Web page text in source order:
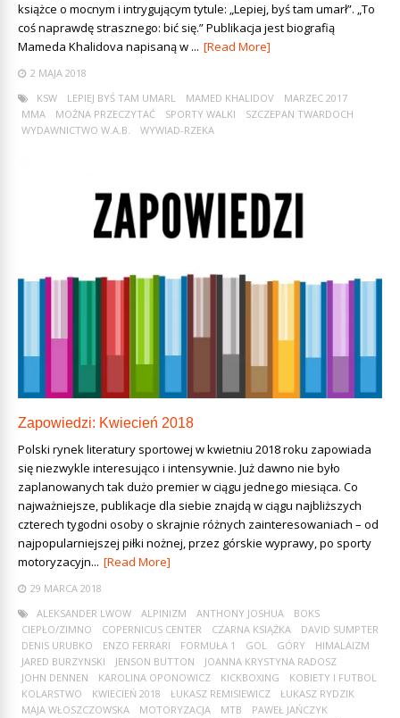
książce o mocnym i intrygującym tytule: „Lepiej, byś tam umarł”. „To
coś naprawdę strasznego: bić się.” Publikacja jest biografią
Mameda Khalidova napisaną w ... [Read More]
2 MAJA 2018
KSW
LEPIEJ BYŚ TAM UMARL MAMED KHALIDOV
MARZEC 2017
MMA
MOŻNA PRZECZYTAĆ SPORTY WALKI
SZCZEPAN TWARDOCH
WYDAWNICTWO W.A.B.
WYWIAD-RZEKA
Zapowiedzi: Kwiecień 2018
Polski rynek literatury sportowej w kwietniu 2018 roku zapowiada
się niezwykle interesująco i intensywnie. Już dawno nie było
zaplanowanych tak dużo premier w ciągu jednego miesiąca. Co
najważniejsze, publikacje dla siebie znajdą w ciągu najbliższych
czterech tygodni osoby o skrajnie różnych zainteresowaniach – od
najpopularniejszej piłki nożnej, przez górskie wyprawy, po sporty
motoryzacyjn... [Read More]
29 MARCA 2018
ALEKSANDER LWOW
ALPINIZM ANTHONY JOSHUA
BOKS
CIEPŁO/ZIMNO
COPERNICUS CENTER CZARNA KSIĄŻKA
DAVID SUMPTER
DENIS URUBKO
ENZO FERRARI FORMUŁA 1 GOL GÓRY
HIMALAIZM
JARED BURZYNSKI
JENSON BUTTON
JOANNA KRYSTYNA RADOSZ
JOHN DENNEN
KAROLINA OPONOWICZ KICKBOXING
KOBIETY I FUTBOL
KOLARSTWO
KWIECIEŃ 2018 ŁUKASZ REMISIEWICZ
ŁUKASZ RYDZIK
MAJA WŁOSZCZOWSKA
MOTORYZACJA MTB
PAWEŁ JAŃCZYK